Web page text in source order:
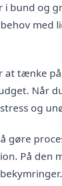
i bund og
med
at tænke
Når
og
gøre
På den